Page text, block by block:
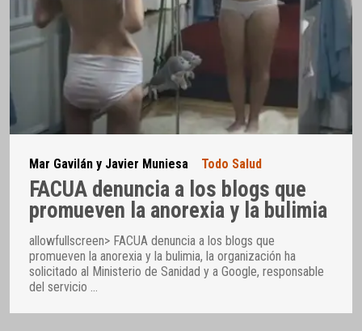
Mar Gavilán y Javier Muniesa Todo Salud
FACUA denuncia a los blogs que
promueven la anorexia y la bulimia
allowfullscreen> FACUA denuncia a los blogs que
promueven la anorexia y la bulimia, la organización ha
solicitado al Ministerio de Sanidad y a Google, responsable
del servicio